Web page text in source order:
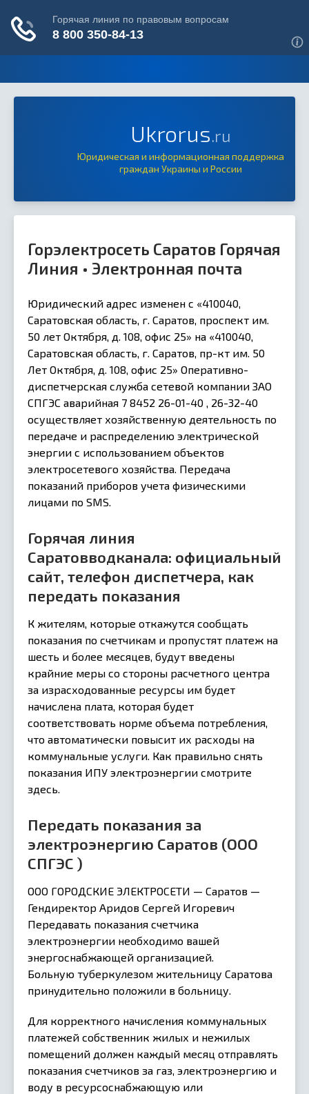
Ukrorus.ru
Юридическая и информационная поддержка
граждан Украины и России
Горэлектросеть Саратов Горячая
Линия • Электронная почта
Юридический адрес изменен с «410040,
Саратовская область, г. Саратов, проспект им.
50 лет Октября, д. 108, офис 25» на «410040,
Саратовская область, г. Саратов, пр-кт им. 50
Лет Октября, д. 108, офис 25» Оперативно-
диспетчерская служба сетевой компании ЗАО
СПГЭС аварийная 7 8452 26-01-40 , 26-32-40
осуществляет хозяйственную деятельность по
передаче и распределению электрической
энергии с использованием объектов
электросетевого хозяйства. Передача
показаний приборов учета физическими
лицами по SMS.
Горячая линия
Саратовводканала: официальный
сайт, телефон диспетчера, как
передать показания
К жителям, которые откажутся сообщать
показания по счетчикам и пропустят платеж на
шесть и более месяцев, будут введены
крайние меры со стороны расчетного центра
за израсходованные ресурсы им будет
начислена плата, которая будет
соответствовать норме объема потребления,
что автоматически повысит их расходы на
коммунальные услуги. Как правильно снять
показания ИПУ электроэнергии смотрите
здесь.
Передать показания за
электроэнергию Саратов (ООО
СПГЭС )
ООО ГОРОДСКИЕ ЭЛЕКТРОСЕТИ — Саратов —
Гендиректор Аридов Сергей Игоревич
Передавать показания счетчика
электроэнергии необходимо вашей
энергоснабжающей организацией.
Больную туберкулезом жительницу Саратова
принудительно положили в больницу.
Для корректного начисления коммунальных
платежей собственник жилых и нежилых
помещений должен каждый месяц отправлять
показания счетчиков за газ, электроэнергию и
воду в ресурсоснабжающую или